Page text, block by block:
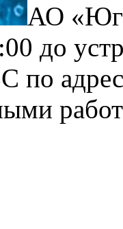
АО
до
по